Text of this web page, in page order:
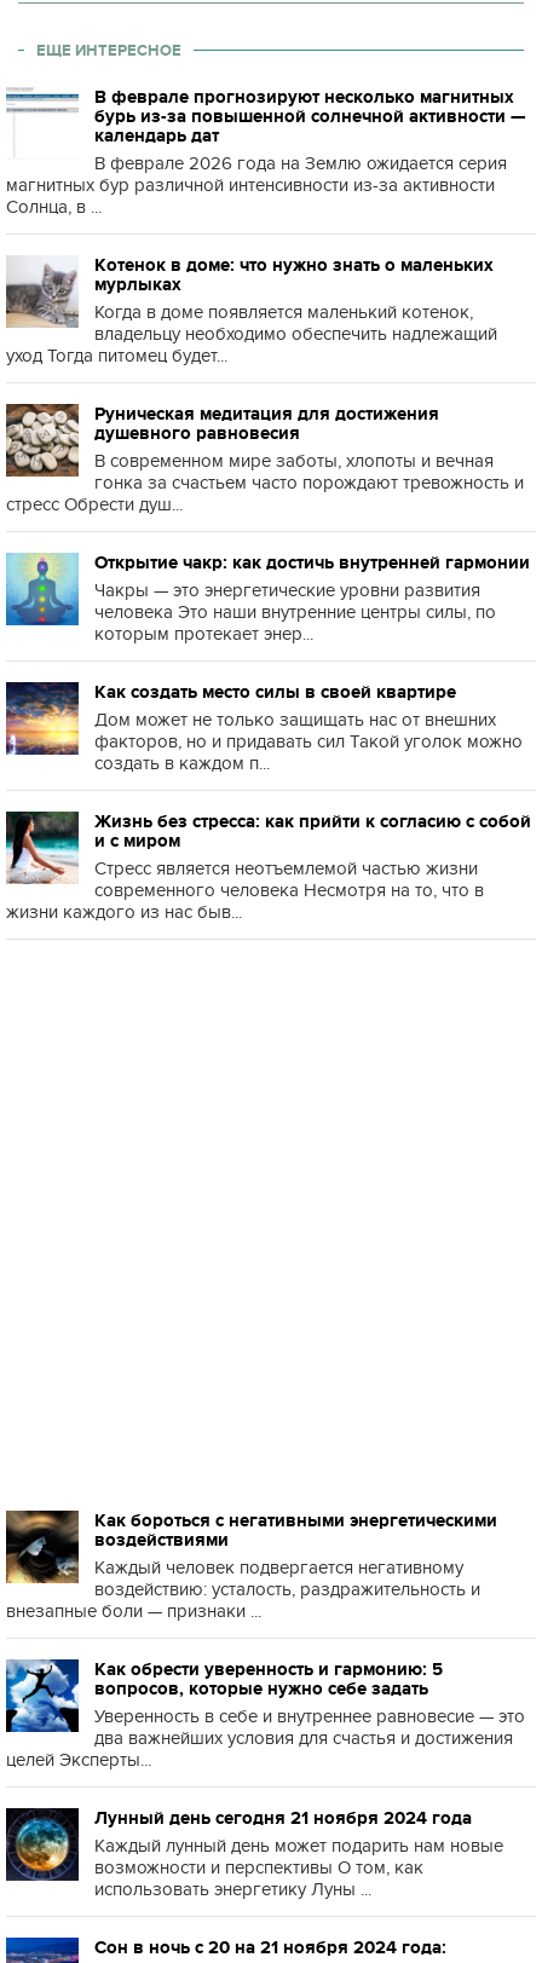
ЕЩЕ ИНТЕРЕСНОЕ
В феврале прогнозируют несколько магнитных
бурь из-за повышенной солнечной активности —
календарь дат
В феврале 2026 года на Землю ожидается серия
магнитных бур различной интенсивности из-за активности
Солнца, в ...
Котенок в доме: что нужно знать о маленьких
мурлыках
Когда в доме появляется маленький котенок,
владельцу необходимо обеспечить надлежащий
уход Тогда питомец будет...
Руническая медитация для достижения
душевного равновесия
В современном мире заботы, хлопоты и вечная
гонка за счастьем часто порождают тревожность и
стресс Обрести душ...
Открытие чакр: как достичь внутренней гармонии
Чакры — это энергетические уровни развития
человека Это наши внутренние центры силы, по
которым протекает энер...
Как создать место силы в своей квартире
Дом может не только защищать нас от внешних
факторов, но и придавать сил Такой уголок можно
создать в каждом п...
Жизнь без стресса: как прийти к согласию с собой
и с миром
Стресс является неотъемлемой частью жизни
современного человека Несмотря на то, что в
жизни каждого из нас быв...
Как бороться с негативными энергетическими
воздействиями
Каждый человек подвергается негативному
воздействию: усталость, раздражительность и
внезапные боли — признаки ...
Как обрести уверенность и гармонию: 5
вопросов, которые нужно себе задать
Уверенность в себе и внутреннее равновесие — это
два важнейших условия для счастья и достижения
целей Эксперты...
Лунный день сегодня 21 ноября 2024 года
Каждый лунный день может подарить нам новые
возможности и перспективы О том, как
использовать энергетику Луны ...
Сон в ночь с 20 на 21 ноября 2024 года: